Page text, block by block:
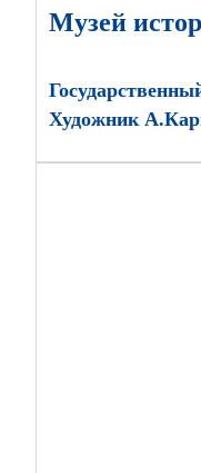
Музей
Художник